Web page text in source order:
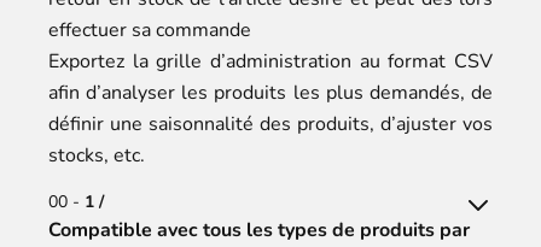
effectuer sa commande
Exportez la grille d’administration au format CSV
afin d’analyser les produits les plus demandés, de
définir une saisonnalité des produits, d’ajuster vos
stocks, etc.
00 - 1 /
Compatible avec tous les types de produits par